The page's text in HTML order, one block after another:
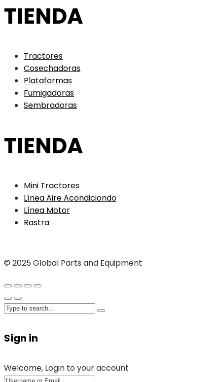
TIENDA
Tractores
Cosechadoras
Plataformas
Fumigadoras
Sembradoras
TIENDA
Mini Tractores
Línea Aire Acondiciondo
Línea Motor
Rastra
© 2025 Global Parts and Equipment
Sign in
Welcome, Login to your account